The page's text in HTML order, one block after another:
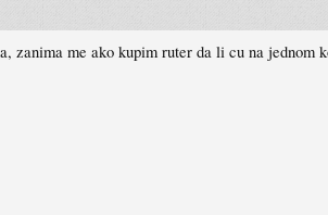
zanima me ako kupim ruter da li cu na